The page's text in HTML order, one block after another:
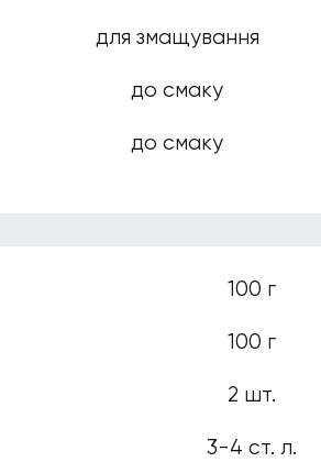
для змащування
до смаку
до смаку
100 г
100 г
2 шт.
3-4 ст. л.